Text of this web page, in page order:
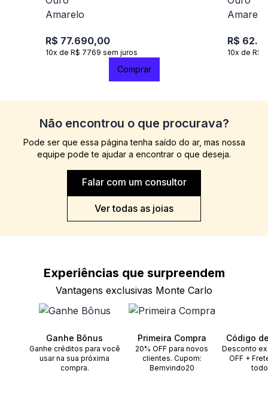
R$ 77.690,00
10x de R$ 7769 sem juros
R$
10x de R$
Comprar
Não encontrou o que procurava?
Pode ser que essa página tenha saído do ar, mas nossa
equipe pode te ajudar a encontrar o que deseja.
Falar com um consultor
Ver todas as joias
Experiências que surpreendem
Vantagens exclusivas Monte Carlo
Ganhe Bônus
Ganhe créditos para você
usar na sua próxima
compra.
Primeira Compra
20% OFF para novos
clientes. Cupom:
Bemvindo20
Código
Desconto
OFF +